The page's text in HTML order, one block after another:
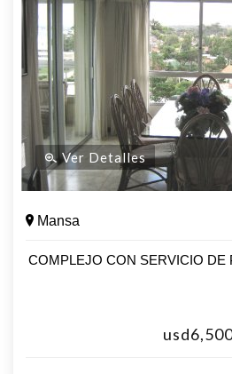
Ver Detalles
Mansa
COMPLEJO CON SERVICIO DE